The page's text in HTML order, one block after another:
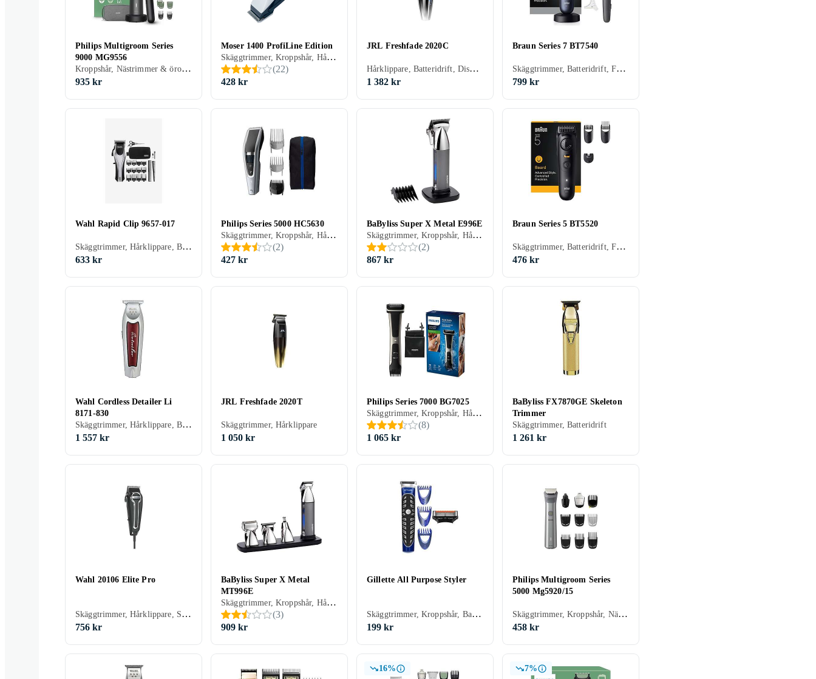
Philips Multigroom Series
9000 MG9556
Kroppshår, Nästrimmer & örontrimmer, Ögonbrynstrimmer, Batteridrift, För våt och torr användning, Batterinivåindikator, Gummerad greppyta, Multitrimmer, Vattentät, Laddningsindikator, Självslipande blad, Hårkam ingår
935 kr
Moser 1400 ProfiLine Edition
Skäggtrimmer, Kroppshår, Hårklippare, Sax, Hårkam ingår
(22)
428 kr
JRL Freshfade 2020C
Hårklippare, Batteridrift, Display, Vattentålig, Justerbar hastighet, Stöd för snabbladdning, Inställningslås
1 382 kr
Braun Series 7 BT7540
Skäggtrimmer, Batteridrift, För våt och torr användning, Display, Stöd för snabbladdning, Laddningsställ, Vattentät, Precisionsskärsystem, Hårkam ingår
799 kr
Wahl Rapid Clip 9657-017
Skäggtrimmer, Hårklippare, Batteridrift, Sax, Batterinivåindikator, Stöd för snabbladdning, Inställningslås, Hårkam ingår
633 kr
Philips Series 5000 HC5630
Skäggtrimmer, Kroppshår, Hårklippare, Batteridrift, Gummerad greppyta, Vattentålig, Inställningslås, Vattentät, Självslipande blad, Hårkam ingår, Oljefri underhåll
(2)
427 kr
BaByliss Super X Metal E996E
Skäggtrimmer, Kroppshår, Hårklippare, Batteridrift, Batterinivåindikator, Display, Handtag, Gummerad greppyta, Stöd för snabbladdning, Inställningslås, Multitrimmer, Med stativ, Precisionsskärsystem, Hårkam ingår, Avtagbart blad
(2)
867 kr
Braun Series 5 BT5520
Skäggtrimmer, Batteridrift, För våt och torr användning, Display, Stöd för snabbladdning, Vattentät, Hårkam ingår
476 kr
Wahl Cordless Detailer Li
8171-830
Skäggtrimmer, Hårklippare, Batteridrift, Gummerad greppyta, Stöd för snabbladdning, Avtagbart blad
1 557 kr
JRL Freshfade 2020T
Skäggtrimmer, Hårklippare
1 050 kr
Philips Series 7000 BG7025
Skäggtrimmer, Kroppshår, Hårklippare, Batteridrift, För våt och torr användning, Batterinivåindikator, Gummerad greppyta, Vattentålig, Stöd för snabbladdning, Vibrerande rakning (folie), Vattentät, Självslipande blad, Oljefri underhåll
(8)
1 065 kr
BaByliss FX7870GE Skeleton
Trimmer
Skäggtrimmer, Batteridrift
1 261 kr
Wahl 20106 Elite Pro
Skäggtrimmer, Hårklippare, Sax, Inställningslås, Multitrimmer, Precisionsskärsystem, Självslipande blad, Hårkam ingår
756 kr
BaByliss Super X Metal
MT996E
Skäggtrimmer, Kroppshår, Hårklippare, Ögonbrynstrimmer, Batteridrift, För våt och torr användning
(3)
909 kr
Gillette All Purpose Styler
Skäggtrimmer, Kroppshår, Batteridrift, Vattentålig, Multitrimmer
199 kr
Philips Multigroom Series
5000 Mg5920/15
Skäggtrimmer, Kroppshår, Nästrimmer & örontrimmer, Hårklippare, Batteridrift, För våt och torr användning, Gummerad greppyta, Vattentålig, Laddning via USB, Stöd för snabbladdning, Multitrimmer, Vattentät, Precisionsskärsystem, Självslipande blad, Oljefri underhåll
458 kr
16% 7%